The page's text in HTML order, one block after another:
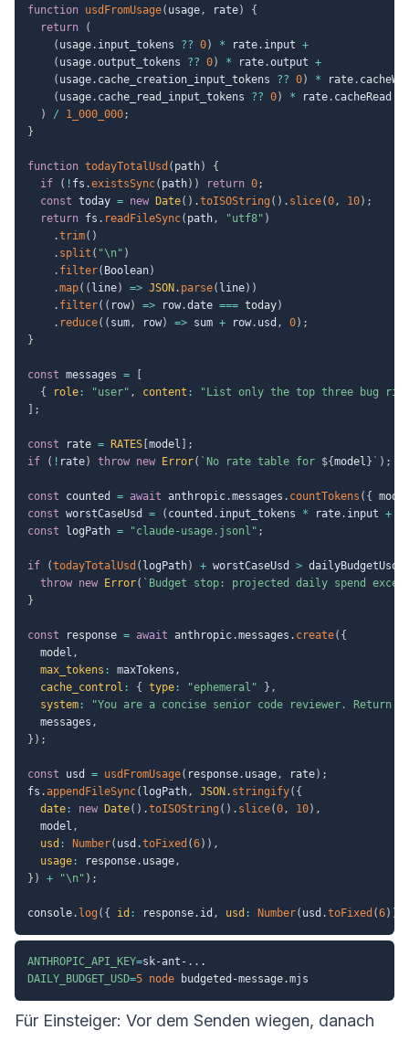
function usdFromUsage( usage, rate)
{
return
(
( usage. input_tokens ?? 0) * rate. input +
( usage.output_tokens ?? 0) * rate.output +
( usage. cache_creation_input_tokens ?? 0) * rate.
( usage. cache_read_input_tokens ?? 0) * rate. cacheRead
)
/ 1_000_000;
}
function todayTotalUsd ( path)
{
if
( ! fs .existsSync( path) ) return 0;
const today = new Date( ) .toISOString ( ) . slice(0, 10) ;
return fs . readFileSync( path, "utf8" )
.trim( )
. split ( "\n" )
. filter( Boolean)
.map( ( line) => JSON . parse( line) )
. filter( ( row) => row.date === today)
. reduce( ( sum, row) => sum + row. usd , 0) ;
}
const messages =
{
role : "user" , content :
"List only the top three bug
;
const rate = RATES model
;
if
( ! rate) throw new Error( ` No rate table for ${model } ` ) ;
const counted = await anthropic.messages . countTokens ( {
const worstCaseUsd = ( counted . input_tokens * rate. input +
const logPath = "claude-usage.jsonl" ;
if (todayTotalUsd ( logPath) + worstCaseUsd > dailyBudgetUsd
throw new Error( ` Budget stop: projected daily spend
}
const response = await anthropic.messages . create( {
  model
,
max_tokens : maxTokens ,
cache_control : { type : "ephemeral" } ,
system :
"You are a concise senior code reviewer. Return
  messages
,
} ) ;
const usd = usdFromUsage( response. usage, rate) ;
fs .appendFileSync( logPath, JSON . stringify( {
date : new Date( ) .toISOString ( ) . slice(0, 10) ,
  model
,
usd : Number( usd .toFixed (6) ) ,
usage : response. usage,
} ) + "\n" ) ;
console. log ( { id : response. id , usd : Number( usd .toFixed (6) )
ANTHROPIC_API_KEY=sk-ant- ..
DAILY_BUDGET_USD=5 node
Für Einsteiger: Vor dem Senden wiegen, danach